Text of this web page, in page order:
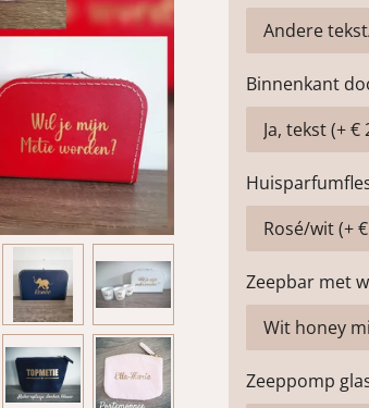
Binnenkant
Zeepbar met
Zeeppomp